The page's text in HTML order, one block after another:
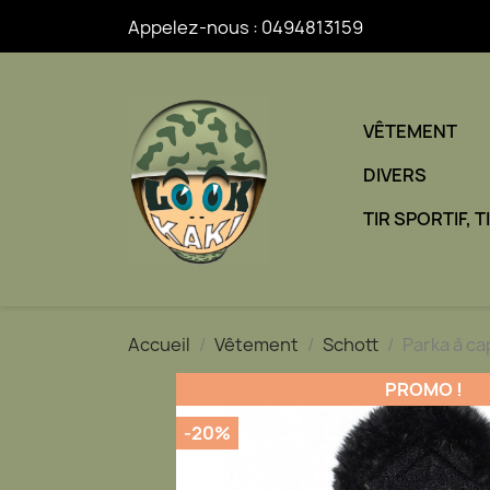
Appelez-nous : 0494813159
VÊTEMENT
DIVERS
TIR SPORTIF,
Accueil Vêtement Schott
Parka à
PROMO !
-20%